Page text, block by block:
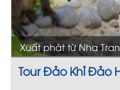
Tour Đảo Khỉ Đảo
Xuất phát từ Nha